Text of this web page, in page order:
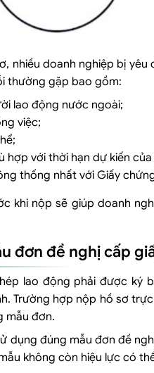
nhiều doanh nghiệp bị
thường gặp bao gồm:
lao động nước ngoài;
việc;
hợp với thời hạn dự kiến
thống nhất với Giấy
khi nộp sẽ giúp doanh
đơn đề nghị cấp
lao động phải được ký
Trường hợp nộp hồ sơ
mẫu đơn.
dụng đúng mẫu đơn đề
không còn hiệu lực có